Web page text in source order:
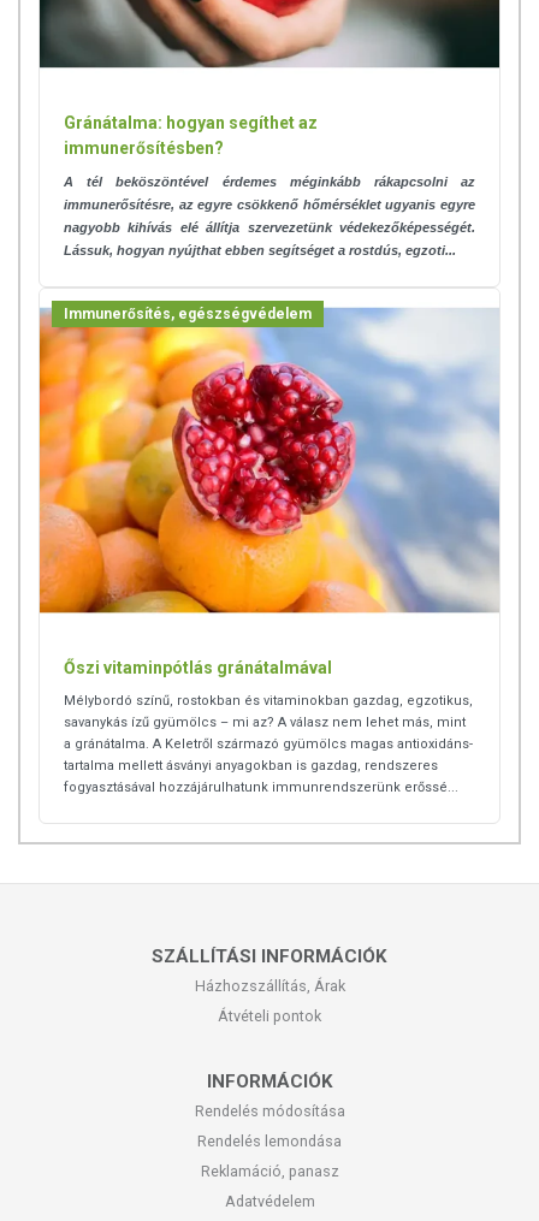
Gránátalma: hogyan segíthet az
immunerősítésben?
A tél beköszöntével érdemes méginkább rákapcsolni az
immunerősítésre, az egyre csökkenő hőmérséklet ugyanis egyre
nagyobb kihívás elé állítja szervezetünk védekezőképességét.
Lássuk, hogyan nyújthat ebben segítséget a rostdús, egzoti...
Immunerősítés, egészségvédelem
Őszi vitaminpótlás gránátalmával
Mélybordó színű, rostokban és vitaminokban gazdag, egzotikus,
savanykás ízű gyümölcs – mi az? A válasz nem lehet más, mint
a gránátalma. A Keletről származó gyümölcs magas antioxidáns-
tartalma mellett ásványi anyagokban is gazdag, rendszeres
fogyasztásával hozzájárulhatunk immunrendszerünk erőssé...
SZÁLLÍTÁSI INFORMÁCIÓK
Házhozszállítás, Árak
Átvételi pontok
INFORMÁCIÓK
Rendelés módosítása
Rendelés lemondása
Reklamáció, panasz
Adatvédelem